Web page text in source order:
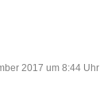
2017 um 8:44 Uhr